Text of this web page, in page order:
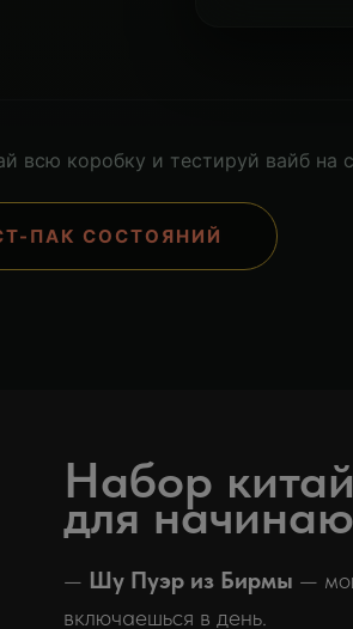
всю коробку и тестируй вайб на
ПАК СОСТОЯНИЙ
Набор
для
— Шу Пуэр из Бирмы —
включаешься в день.